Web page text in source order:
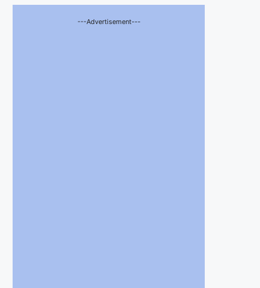
---Advertisement---